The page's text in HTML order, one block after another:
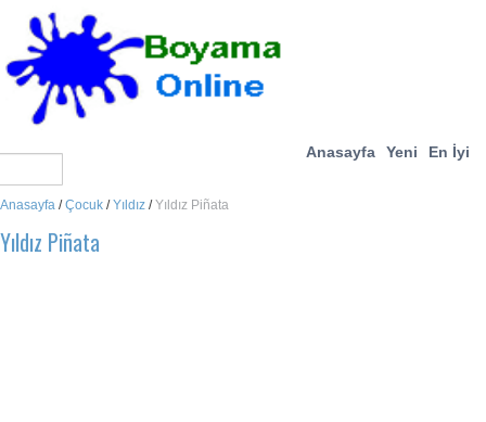
Anasayfa Yeni En İyi
Anasayfa /Çocuk /Yıldız /Yıldız Piñata
Yıldız Piñata